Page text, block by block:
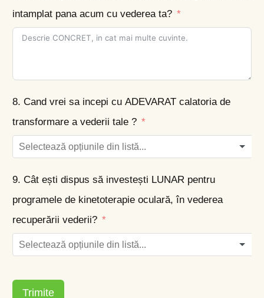
intamplat pana acum cu vederea ta?
8. Cand vrei sa incepi cu ADEVARAT calatoria de
transformare a vederii tale ?
9. Cât ești dispus să investești LUNAR pentru
programele de kinetoterapie oculară, în vederea
recuperării vederii?
Trimite